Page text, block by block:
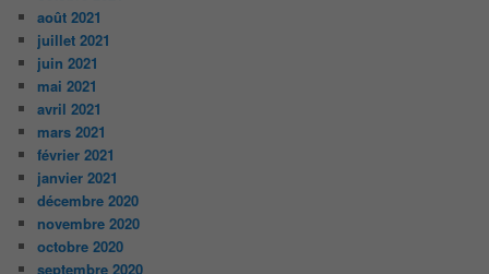
août 2021
juillet 2021
juin 2021
mai 2021
avril 2021
mars 2021
février 2021
janvier 2021
décembre 2020
novembre 2020
octobre 2020
septembre 2020